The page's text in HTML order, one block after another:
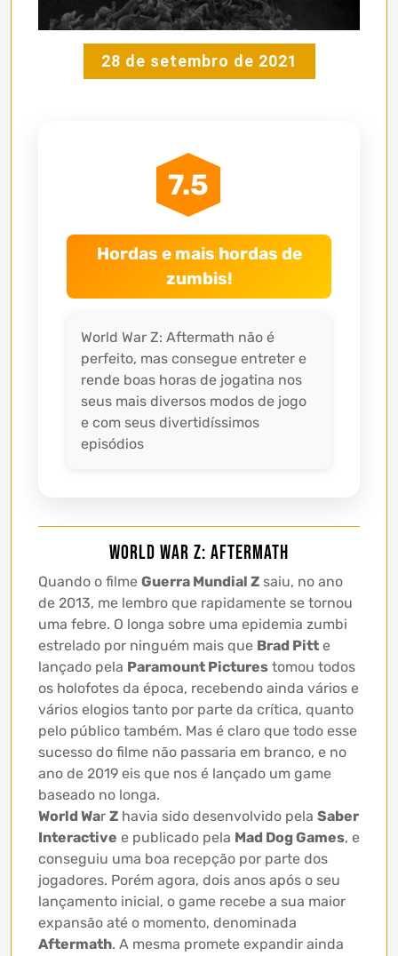
28 de setembro de 2021
7.5
Hordas e mais hordas de
zumbis!
World War Z: Aftermath não é
perfeito, mas consegue entreter e
rende boas horas de jogatina nos
seus mais diversos modos de jogo
e com seus divertidíssimos
episódios
World War Z: Aftermath
Quando o filme Guerra Mundial Z saiu, no ano
de 2013, me lembro que rapidamente se tornou
uma febre. O longa sobre uma epidemia zumbi
estrelado por ninguém mais que Brad Pitt e
lançado pela Paramount Pictures tomou todos
os holofotes da época, recebendo ainda vários e
vários elogios tanto por parte da crítica, quanto
pelo público também. Mas é claro que todo esse
sucesso do filme não passaria em branco, e no
ano de 2019 eis que nos é lançado um game
baseado no longa.
World War Z havia sido desenvolvido pela Saber
Interactive e publicado pela Mad Dog Games, e
conseguiu uma boa recepção por parte dos
jogadores. Porém agora, dois anos após o seu
lançamento inicial, o game recebe a sua maior
expansão até o momento, denominada
Aftermath. A mesma promete expandir ainda